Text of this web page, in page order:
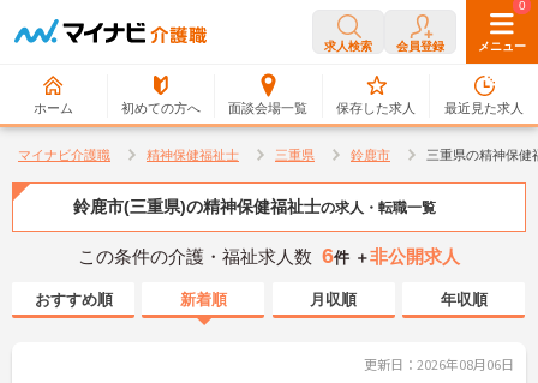
求人検索 会員登録 メニュー
ホーム 初めての方へ 面談会場一覧
0
保存した求人
0
最近見た求人
マイナビ介護職 精神保健福祉士 三重県 鈴鹿市 三重県の精神保健
鈴鹿市(三重県)の精神保健福祉士の求人・転職一覧
この条件の介護・福祉求人数 6件 ＋非公開求人
おすすめ順 新着順 月収順 年収順
更新日：2026年08月06日